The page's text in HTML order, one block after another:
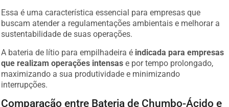
Essa é uma característica essencial para empresas que
buscam atender a regulamentações ambientais e melhorar a
sustentabilidade de suas operações.
A bateria de lítio para empilhadeira é indicada para empresas
que realizam operações intensas e por tempo prolongado,
maximizando a sua produtividade e minimizando
interrupções.
Comparação entre Bateria de Chumbo-Ácido e